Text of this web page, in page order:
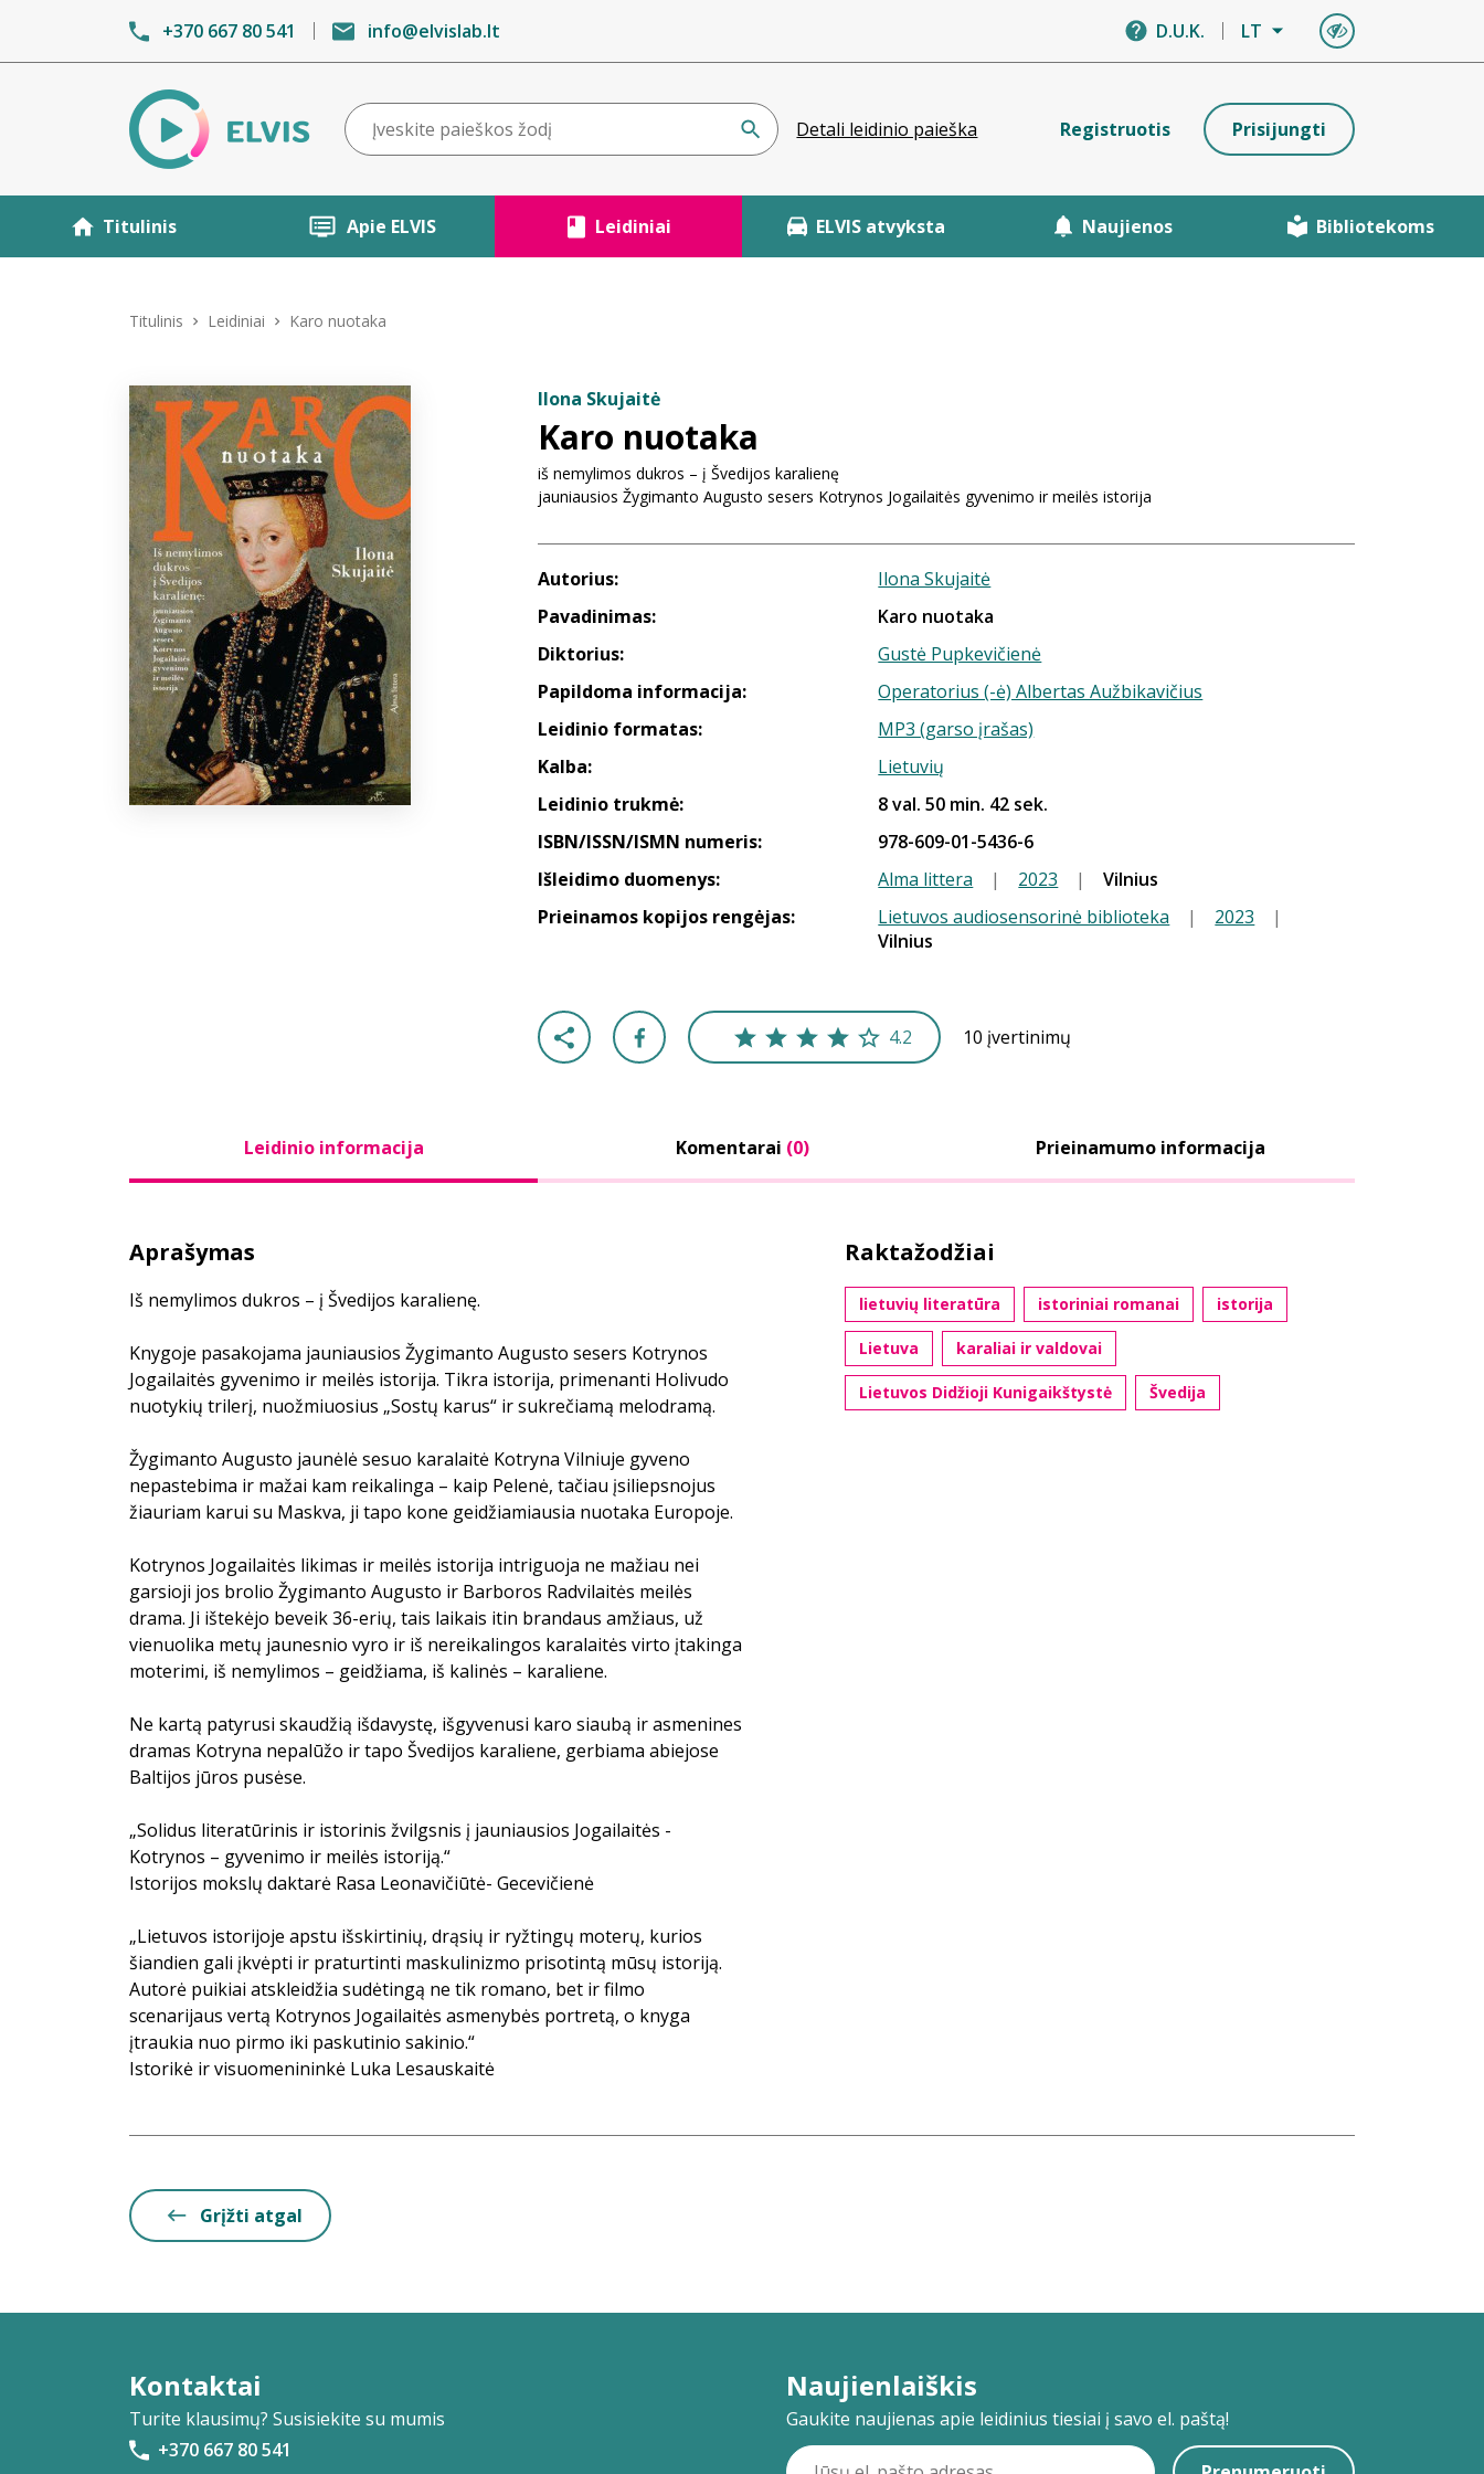
+370 667 80 541 info@elvislab.lt D.U.K. LT
Detali leidinio paieška Registruotis Prisijungti
Titulinis Apie ELVIS Leidiniai ELVIS atvyksta Naujienos Bibliotekoms
Titulinis Leidiniai Karo nuotaka
Ilona Skujaitė
Karo nuotaka
iš nemylimos dukros – į Švedijos karalienę
jauniausios Žygimanto Augusto sesers Kotrynos Jogailaitės gyvenimo ir meilės istorija
Autorius:
Ilona Skujaitė
Pavadinimas:
Karo nuotaka
Diktorius:
Gustė Pupkevičienė
Papildoma informacija:
Operatorius (-ė) Albertas Aužbikavičius
Leidinio formatas:
MP3 (garso įrašas)
Kalba:
Lietuvių
Leidinio trukmė:
8 val. 50 min. 42 sek.
ISBN/ISSN/ISMN numeris:
978-609-01-5436-6
Išleidimo duomenys:
Alma littera | 2023 |
Vilnius
Prieinamos kopijos rengėjas:
Lietuvos audiosensorinė biblioteka | 2023
|
Vilnius
4.2 10 įvertinimų
Leidinio informacija Komentarai (0) Prieinamumo informacija
Aprašymas
Iš nemylimos dukros – į Švedijos karalienę.
Knygoje pasakojama jauniausios Žygimanto Augusto sesers Kotrynos
Jogailaitės gyvenimo ir meilės istorija. Tikra istorija, primenanti Holivudo
nuotykių trilerį, nuožmiuosius „Sostų karus“ ir sukrečiamą melodramą.
Žygimanto Augusto jaunėlė sesuo karalaitė Kotryna Vilniuje gyveno
nepastebima ir mažai kam reikalinga – kaip Pelenė, tačiau įsiliepsnojus
žiauriam karui su Maskva, ji tapo kone geidžiamiausia nuotaka Europoje.
Kotrynos Jogailaitės likimas ir meilės istorija intriguoja ne mažiau nei
garsioji jos brolio Žygimanto Augusto ir Barboros Radvilaitės meilės
drama. Ji ištekėjo beveik 36-erių, tais laikais itin brandaus amžiaus, už
vienuolika metų jaunesnio vyro ir iš nereikalingos karalaitės virto įtakinga
moterimi, iš nemylimos – geidžiama, iš kalinės – karaliene.
Ne kartą patyrusi skaudžią išdavystę, išgyvenusi karo siaubą ir asmenines
dramas Kotryna nepalūžo ir tapo Švedijos karaliene, gerbiama abiejose
Baltijos jūros pusėse.
„Solidus literatūrinis ir istorinis žvilgsnis į jauniausios Jogailaitės -
Kotrynos – gyvenimo ir meilės istoriją.“
Istorijos mokslų daktarė Rasa Leonavičiūtė- Gecevičienė
„Lietuvos istorijoje apstu išskirtinių, drąsių ir ryžtingų moterų, kurios
šiandien gali įkvėpti ir praturtinti maskulinizmo prisotintą mūsų istoriją.
Autorė puikiai atskleidžia sudėtingą ne tik romano, bet ir filmo
scenarijaus vertą Kotrynos Jogailaitės asmenybės portretą, o knyga
įtraukia nuo pirmo iki paskutinio sakinio.“
Istorikė ir visuomenininkė Luka Lesauskaitė
Raktažodžiai
lietuvių literatūra istoriniai romanai istorija
Lietuva karaliai ir valdovai
Lietuvos Didžioji Kunigaikštystė Švedija
Grįžti atgal
Kontaktai
Turite klausimų? Susisiekite su mumis
+370 667 80 541
Naujienlaiškis
Gaukite naujienas apie leidinius tiesiai į savo el. paštą!